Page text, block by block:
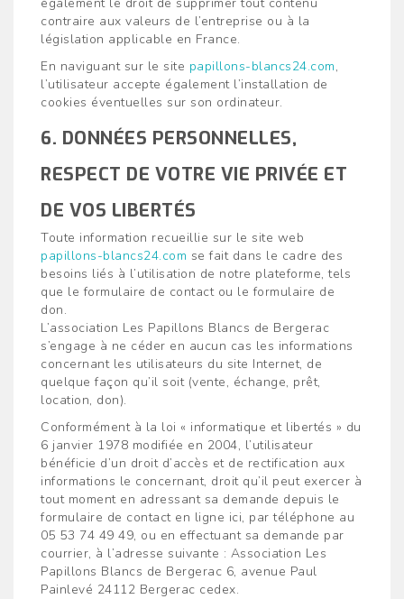
contraire aux valeurs de l’entreprise ou à la
législation applicable en France.
En naviguant sur le site papillons-blancs24.com,
l’utilisateur accepte également l’installation de
cookies éventuelles sur son ordinateur.
6. DONNÉES PERSONNELLES,
RESPECT DE VOTRE VIE PRIVÉE ET
DE VOS LIBERTÉS
Toute information recueillie sur le site web
papillons-blancs24.com se fait dans le cadre des
besoins liés à l’utilisation de notre plateforme, tels
que le formulaire de contact ou le formulaire de
don.
L’association Les Papillons Blancs de Bergerac
s’engage à ne céder en aucun cas les informations
concernant les utilisateurs du site Internet, de
quelque façon qu’il soit (vente, échange, prêt,
location, don).
Conformément à la loi « informatique et libertés » du
6 janvier 1978 modifiée en 2004, l’utilisateur
bénéficie d’un droit d’accès et de rectification aux
informations le concernant, droit qu’il peut exercer à
tout moment en adressant sa demande depuis le
formulaire de contact en ligne ici, par téléphone au
05 53 74 49 49, ou en effectuant sa demande par
courrier, à l’adresse suivante : Association Les
Papillons Blancs de Bergerac 6, avenue Paul
Painlevé 24112 Bergerac cedex.